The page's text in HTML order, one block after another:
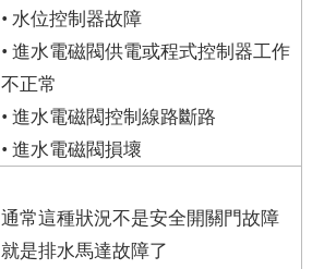
• 水位控制器故障
• 進水電磁閥供電或程式控制器工作
不正常
• 進水電磁閥控制線路斷路
• 進水電磁閥損壞
通常這種狀況不是安全開關門故障
就是排水馬達故障了